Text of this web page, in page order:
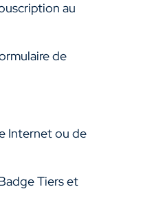
au
de
Internet ou de
Tiers et